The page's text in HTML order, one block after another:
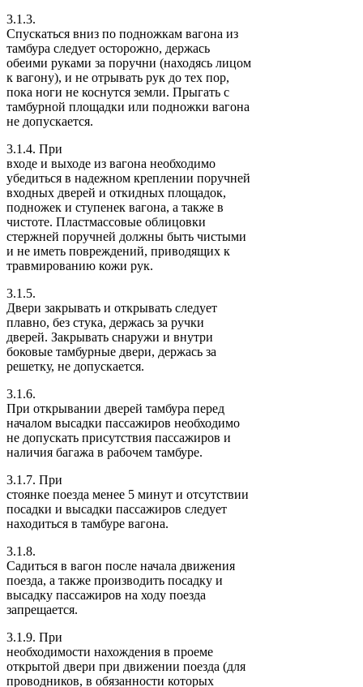
3.1.3.
Спускаться вниз по подножкам вагона из
тамбура следует осторожно, держась
обеими руками за поручни (находясь лицом
к вагону), и не отрывать рук до тех пор,
пока ноги не коснутся земли. Прыгать с
тамбурной площадки или подножки вагона
не допускается.
3.1.4. При
входе и выходе из вагона необходимо
убедиться в надежном креплении поручней
входных дверей и откидных площадок,
подножек и ступенек вагона, а также в
чистоте. Пластмассовые облицовки
стержней поручней должны быть чистыми
и не иметь повреждений, приводящих к
травмированию кожи рук.
3.1.5.
Двери закрывать и открывать следует
плавно, без стука, держась за ручки
дверей. Закрывать снаружи и внутри
боковые тамбурные двери, держась за
решетку, не допускается.
3.1.6.
При открывании дверей тамбура перед
началом высадки пассажиров необходимо
не допускать присутствия пассажиров и
наличия багажа в рабочем тамбуре.
3.1.7. При
стоянке поезда менее 5 минут и отсутствии
посадки и высадки пассажиров следует
находиться в тамбуре вагона.
3.1.8.
Садиться в вагон после начала движения
поезда, а также производить посадку и
высадку пассажиров на ходу поезда
запрещается.
3.1.9. При
необходимости нахождения в проеме
открытой двери при движении поезда (для
проводников, в обязанности которых